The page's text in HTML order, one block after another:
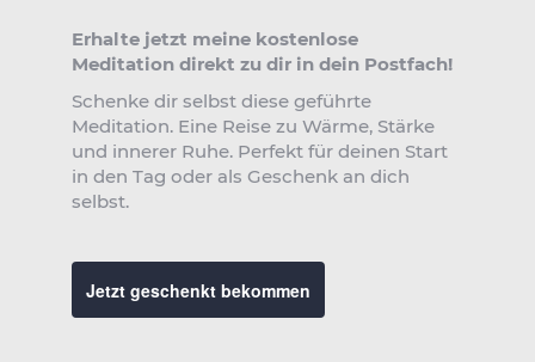
Erhalte jetzt meine kostenlose
Meditation direkt zu dir in dein Postfach!
Schenke dir selbst diese geführte
Meditation. Eine Reise zu Wärme, Stärke
und innerer Ruhe. Perfekt für deinen Start
in den Tag oder als Geschenk an dich
selbst.
Jetzt geschenkt bekommen